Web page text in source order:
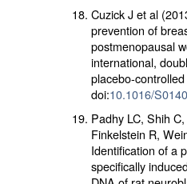
Cuzick J et al
prevention of
postmenopausal
international,
placebo-
doi:10.1016/
Padhy LC, Shih
Finkelstein R,
Identification of a
specifically